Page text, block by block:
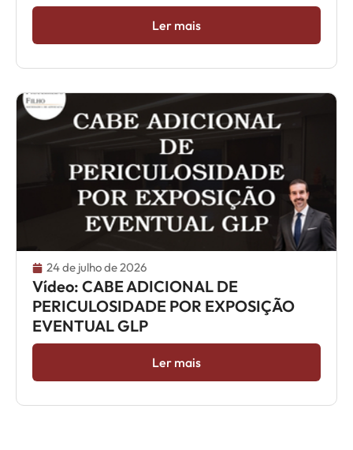
Ler mais
24 de julho de 2026
Vídeo: CABE ADICIONAL DE
PERICULOSIDADE POR EXPOSIÇÃO
EVENTUAL GLP
Ler mais